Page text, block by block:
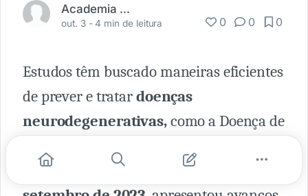
Academia Médica
out. 3 -4 min de leitura 0 0 0
Estudos têm buscado maneiras eficientes
de prever e tratardoenças
neurodegenerativas,como a Doença de
naeClinical Medicine em28 de